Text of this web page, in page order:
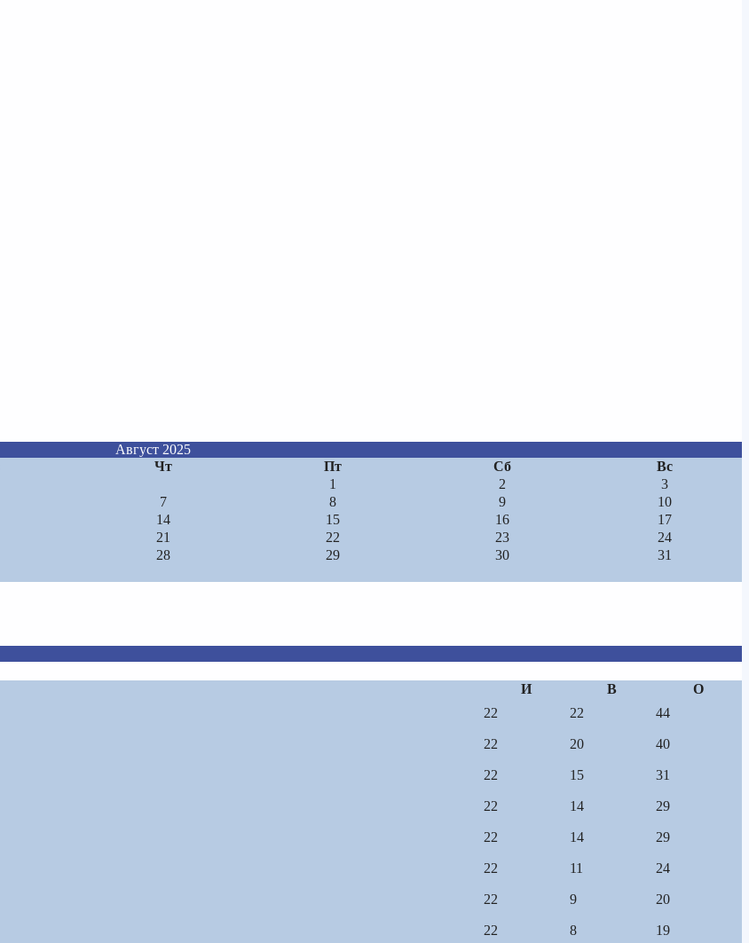
Август 2025
Чт Пт Сб
Вс
1
2
3
7 8 9
10
14 15 16
17
21 22 23
24
28 29 30 31
И В
О
22 22 44
22 20 40
22 15 31
22 14 29
22 14 29
22 11 24
22 9 20
22 8 19